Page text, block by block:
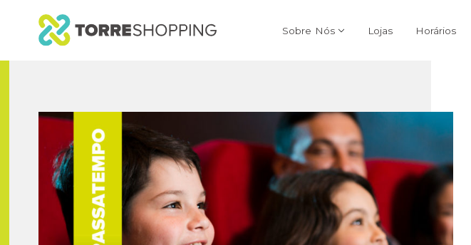
Sobre Nós Lojas Horários